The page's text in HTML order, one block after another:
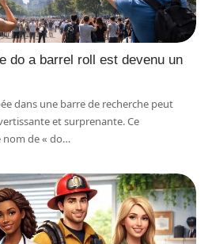
do a barrel roll est devenu un
dans une barre de recherche peut
et surprenante. Ce
de « do…